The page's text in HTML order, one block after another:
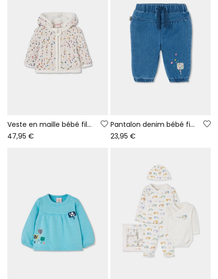
Veste en maille bébé fille blanc cassé avec points multicolores
47,95 €
Pantalon denim bébé fille bleu brodé glace
23,95 €